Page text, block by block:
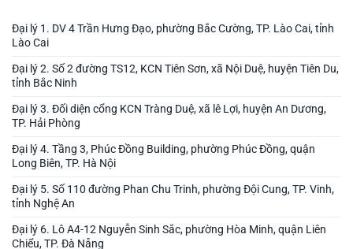
Đại lý 1. DV 4 Trần Hưng Đạo, phường Bắc Cường, TP. Lào Cai, tỉnh
Lào Cai
Đại lý 2. Số 2 đường TS12, KCN Tiên Sơn, xã Nội Duệ, huyện Tiên Du,
tỉnh Bắc Ninh
Đại lý 3. Đối diện cổng KCN Tràng Duệ, xã lê Lợi, huyện An Dương,
TP. Hải Phòng
Đại lý 4. Tầng 3, Phúc Đồng Building, phường Phúc Đồng, quận
Long Biên, TP. Hà Nội
Đại lý 5. Số 110 đường Phan Chu Trinh, phường Đội Cung, TP. Vinh,
tỉnh Nghệ An
Đại lý 6. Lô A4-12 Nguyễn Sinh Sắc, phường Hòa Minh, quận Liên
Chiểu, TP. Đà Nẵng